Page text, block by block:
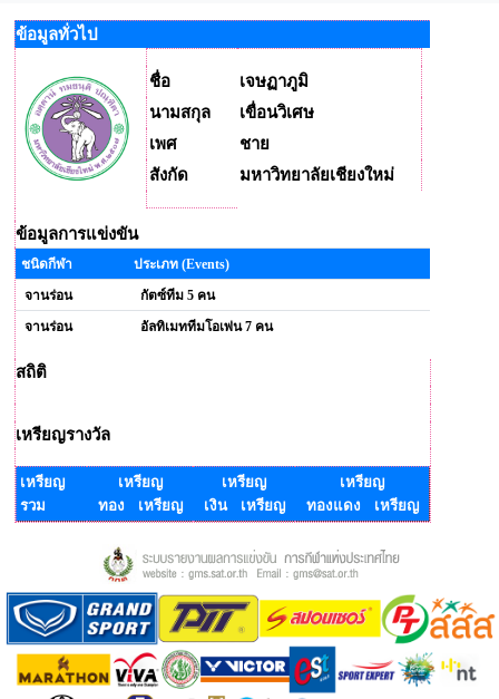
ข้อมูลทั่วไป
ชื่อ
เจษฏาภูมิ
นามสกุล
เขื่อนวิเศษ
เพศ
ชาย
สังกัด
มหาวิทยาลัยเชียงใหม่
ข้อมูลการแข่งขัน
ชนิดกีฬา
ประเภท (Events)
จานร่อน
กัตซ์ทีม 5 คน
จานร่อน
อัลทิเมททีมโอเพ่น 7 คน
สถิติ
เหรียญรางวัล
เหรียญ
รวม
เหรียญ
ทอง เหรียญ
เหรียญ
เงิน เหรียญ
เหรียญ
ทองแดง เหรียญ